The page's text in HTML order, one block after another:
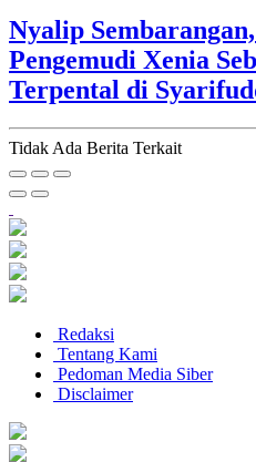
Nyalip
Pengemudi Xenia
Terpental di
Tidak Ada Berita Terkait
Redaksi
Tentang Kami
Pedoman Media Siber
Disclaimer